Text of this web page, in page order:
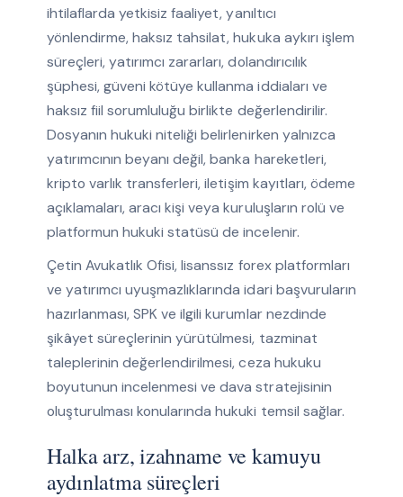
ihtilaflarda yetkisiz faaliyet, yanıltıcı
yönlendirme, haksız tahsilat, hukuka aykırı işlem
süreçleri, yatırımcı zararları, dolandırıcılık
şüphesi, güveni kötüye kullanma iddiaları ve
haksız fiil sorumluluğu birlikte değerlendirilir.
Dosyanın hukuki niteliği belirlenirken yalnızca
yatırımcının beyanı değil, banka hareketleri,
kripto varlık transferleri, iletişim kayıtları, ödeme
açıklamaları, aracı kişi veya kuruluşların rolü ve
platformun hukuki statüsü de incelenir.
Çetin Avukatlık Ofisi, lisanssız forex platformları
ve yatırımcı uyuşmazlıklarında idari başvuruların
hazırlanması, SPK ve ilgili kurumlar nezdinde
şikâyet süreçlerinin yürütülmesi, tazminat
taleplerinin değerlendirilmesi, ceza hukuku
boyutunun incelenmesi ve dava stratejisinin
oluşturulması konularında hukuki temsil sağlar.
Halka arz, izahname ve kamuyu
aydınlatma süreçleri